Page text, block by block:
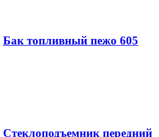
Бак топливный пежо 605
Стеклоподъемник передний